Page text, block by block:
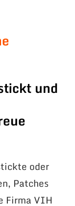
und
oder
Patches
Firma VIH